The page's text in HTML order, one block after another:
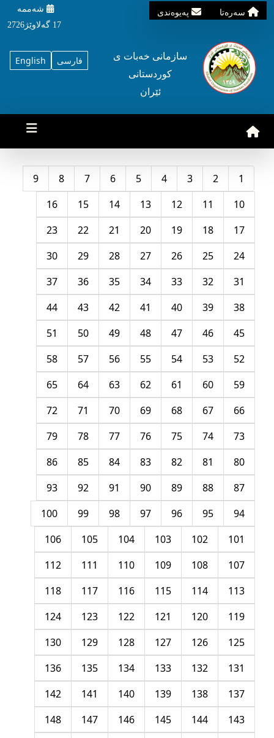
سه‌ره‌تا په‌یوه‌ندی
شه‌ممه‌
17 گه‌لاوێژ2726
English فارسی
سازمانی خه‌بات ی
کوردستانی
ئێران
1
2
3
4
5
6
7
8
9
10
11
12
13
14
15
16
17
18
19
20
21
22
23
24
25
26
27
28
29
30
31
32
33
34
35
36
37
38
39
40
41
42
43
44
45
46
47
48
49
50
51
52
53
54
55
56
57
58
59
60
61
62
63
64
65
66
67
68
69
70
71
72
73
74
75
76
77
78
79
80
81
82
83
84
85
86
87
88
89
90
91
92
93
94
95
96
97
98
99
100
101
102
103
104
105
106
107
108
109
110
111
112
113
114
115
116
117
118
119
120
121
122
123
124
125
126
127
128
129
130
131
132
133
134
135
136
137
138
139
140
141
142
143
144
145
146
147
148